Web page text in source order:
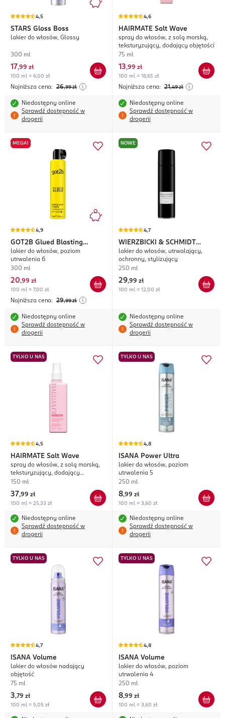
4,5
STARS Gloss Boss
lakier do włosów, Glossy
300 ml
17,99 zł
100 ml = 6,00 zł
Najniższa cena: 26,99 zł
Niedostępny online
Sprawdź dostępność w
drogerii
4,6
HAIRMATE Salt Wave
spray do włosów, z solą morską,
teksturyzujący, dodający objętości
75 ml
13,99 zł
100 ml = 18,65 zł
Najniższa cena: 21,49 zł
Niedostępny online
Sprawdź dostępność w
drogerii
MEGA!
4,9
GOT2B Glued Blasting
Freeze
lakier do włosów, poziom
utrwalenia 6
300 ml
20,99 zł
100 ml = 7,00 zł
Najniższa cena: 29,99 zł
Niedostępny online
Sprawdź dostępność w
drogerii
NOWE
4,7
WIERZBICKI & SCHMIDT
Strong Fusion
lakier do włosów, utrwalający,
ochronny, stylizujący
250 ml
29,99 zł
100 ml = 12,00 zł
Niedostępny online
Sprawdź dostępność w
drogerii
TYLKO U NAS
4,5
HAIRMATE Salt Wave
spray do włosów, z solą morską,
teksturyzujący, dodający
objętości
150 ml
37,99 zł
100 ml = 25,33 zł
Niedostępny online
Sprawdź dostępność w
drogerii
TYLKO U NAS
4,8
ISANA Power Ultra
lakier do włosów, poziom
utrwalenia 5
250 ml
8,99 zł
100 ml = 3,60 zł
Niedostępny online
Sprawdź dostępność w
drogerii
TYLKO U NAS
4,7
ISANA Volume
lakier do włosów nadający
objętość
75 ml
3,79 zł
100 ml = 5,05 zł
TYLKO U NAS
4,8
ISANA Volume
lakier do włosów, poziom
utrwalenia 4
250 ml
8,99 zł
100 ml = 3,60 zł